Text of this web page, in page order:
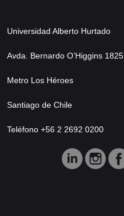
Universidad Alberto Hurtado
Avda. Bernardo O’Higgins 1825
Metro Los Héroes
Santiago de Chile
Teléfono +56 2 2692 0200